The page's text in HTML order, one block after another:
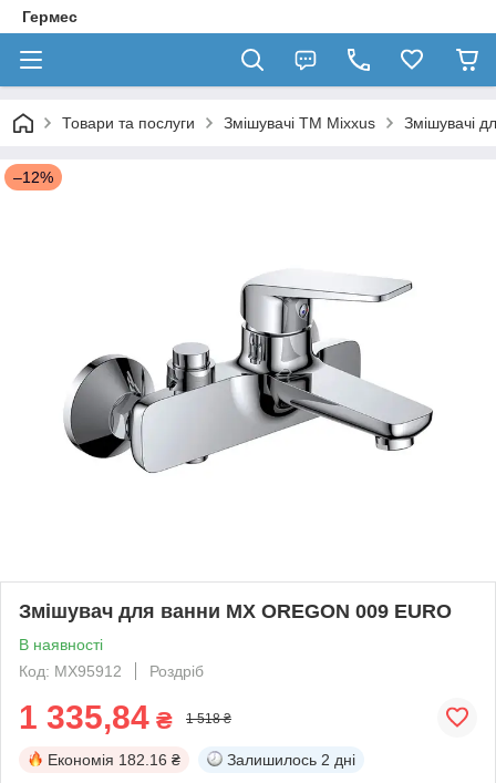
Гермес
Товари та послуги Змішувачі TM Mixxus Змішувачі
–12%
Змішувач для ванни MX OREGON 009 EURO
В наявності
Код: MX95912
Роздріб
1 335,84 ₴ 1 518 ₴
Економія 182.16 ₴ Залишилось 2 дні